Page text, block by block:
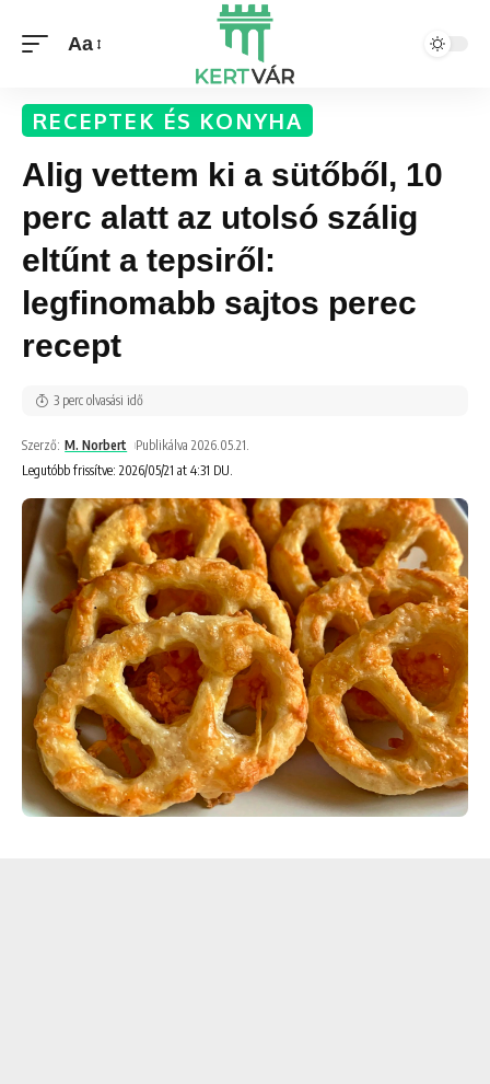
Aa
RECEPTEK ÉS KONYHA
Alig vettem ki a sütőből, 10
perc alatt az utolsó szálig
eltűnt a tepsiről:
legfinomabb sajtos perec
recept
Legutóbb frissítve: 2026/05/21 at 4:31 DU.
Szerző: M. Norbert Publikálva 2026.05.21.
3 perc olvasási idő